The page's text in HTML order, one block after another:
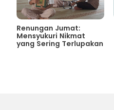
Renungan Jumat:
Mensyukuri Nikmat
yang Sering Terlupakan